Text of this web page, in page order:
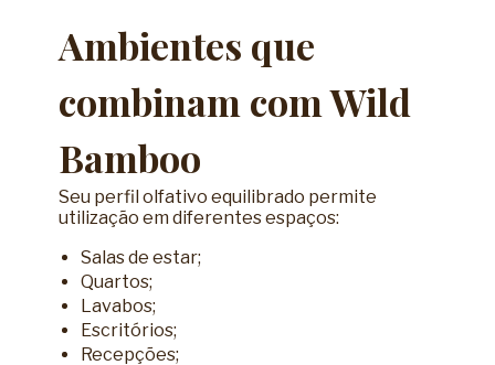
Ambientes que
combinam com Wild
Bamboo
Seu perfil olfativo equilibrado permite
utilização em diferentes espaços:
Salas de estar;
Quartos;
Lavabos;
Escritórios;
Recepções;